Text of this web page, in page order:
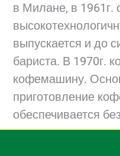
в Милане, в 1961г.
выпускается и до
бариста. В 1970г.
кофемашину.
приготовление
обеспечивается